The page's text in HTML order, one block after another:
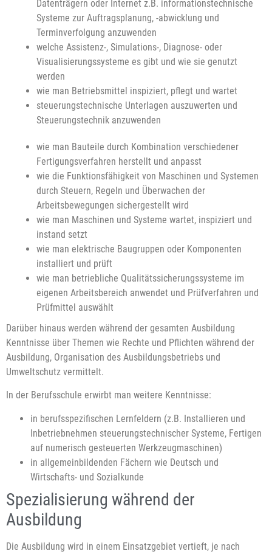
Datenträgern oder Internet z.B. informationstechnische
Systeme zur Auftragsplanung, -abwicklung und
Terminverfolgung anzuwenden
welche Assistenz-, Simulations-, Diagnose- oder
Visualisierungssysteme es gibt und wie sie genutzt
werden
wie man Betriebsmittel inspiziert, pflegt und wartet
steuerungstechnische Unterlagen auszuwerten und
Steuerungstechnik anzuwenden
wie man Bauteile durch Kombination verschiedener
Fertigungsverfahren herstellt und anpasst
wie die Funktionsfähigkeit von Maschinen und Systemen
durch Steuern, Regeln und Überwachen der
Arbeitsbewegungen sichergestellt wird
wie man Maschinen und Systeme wartet, inspiziert und
instand setzt
wie man elektrische Baugruppen oder Komponenten
installiert und prüft
wie man betriebliche Qualitätssicherungssysteme im
eigenen Arbeitsbereich anwendet und Prüfverfahren und
Prüfmittel auswählt
Darüber hinaus werden während der gesamten Ausbildung
Kenntnisse über Themen wie Rechte und Pflichten während der
Ausbildung, Organisation des Ausbildungsbetriebs und
Umweltschutz vermittelt.
In der Berufsschule erwirbt man weitere Kenntnisse:
in berufsspezifischen Lernfeldern (z.B. Installieren und
Inbetriebnehmen steuerungstechnischer Systeme, Fertigen
auf numerisch gesteuerten Werkzeugmaschinen)
in allgemeinbildenden Fächern wie Deutsch und
Wirtschafts- und Sozialkunde
Spezialisierung während der
Ausbildung
Die Ausbildung wird in einem Einsatzgebiet vertieft, je nach